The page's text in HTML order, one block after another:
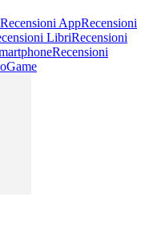
Recensioni AppRecensioni
LibriRecensioni
Recensioni